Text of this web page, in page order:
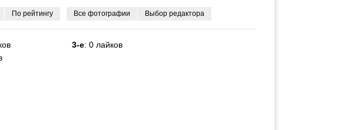
По рейтингу Все фотографии Выбор редактора
3-е: 0 лайков